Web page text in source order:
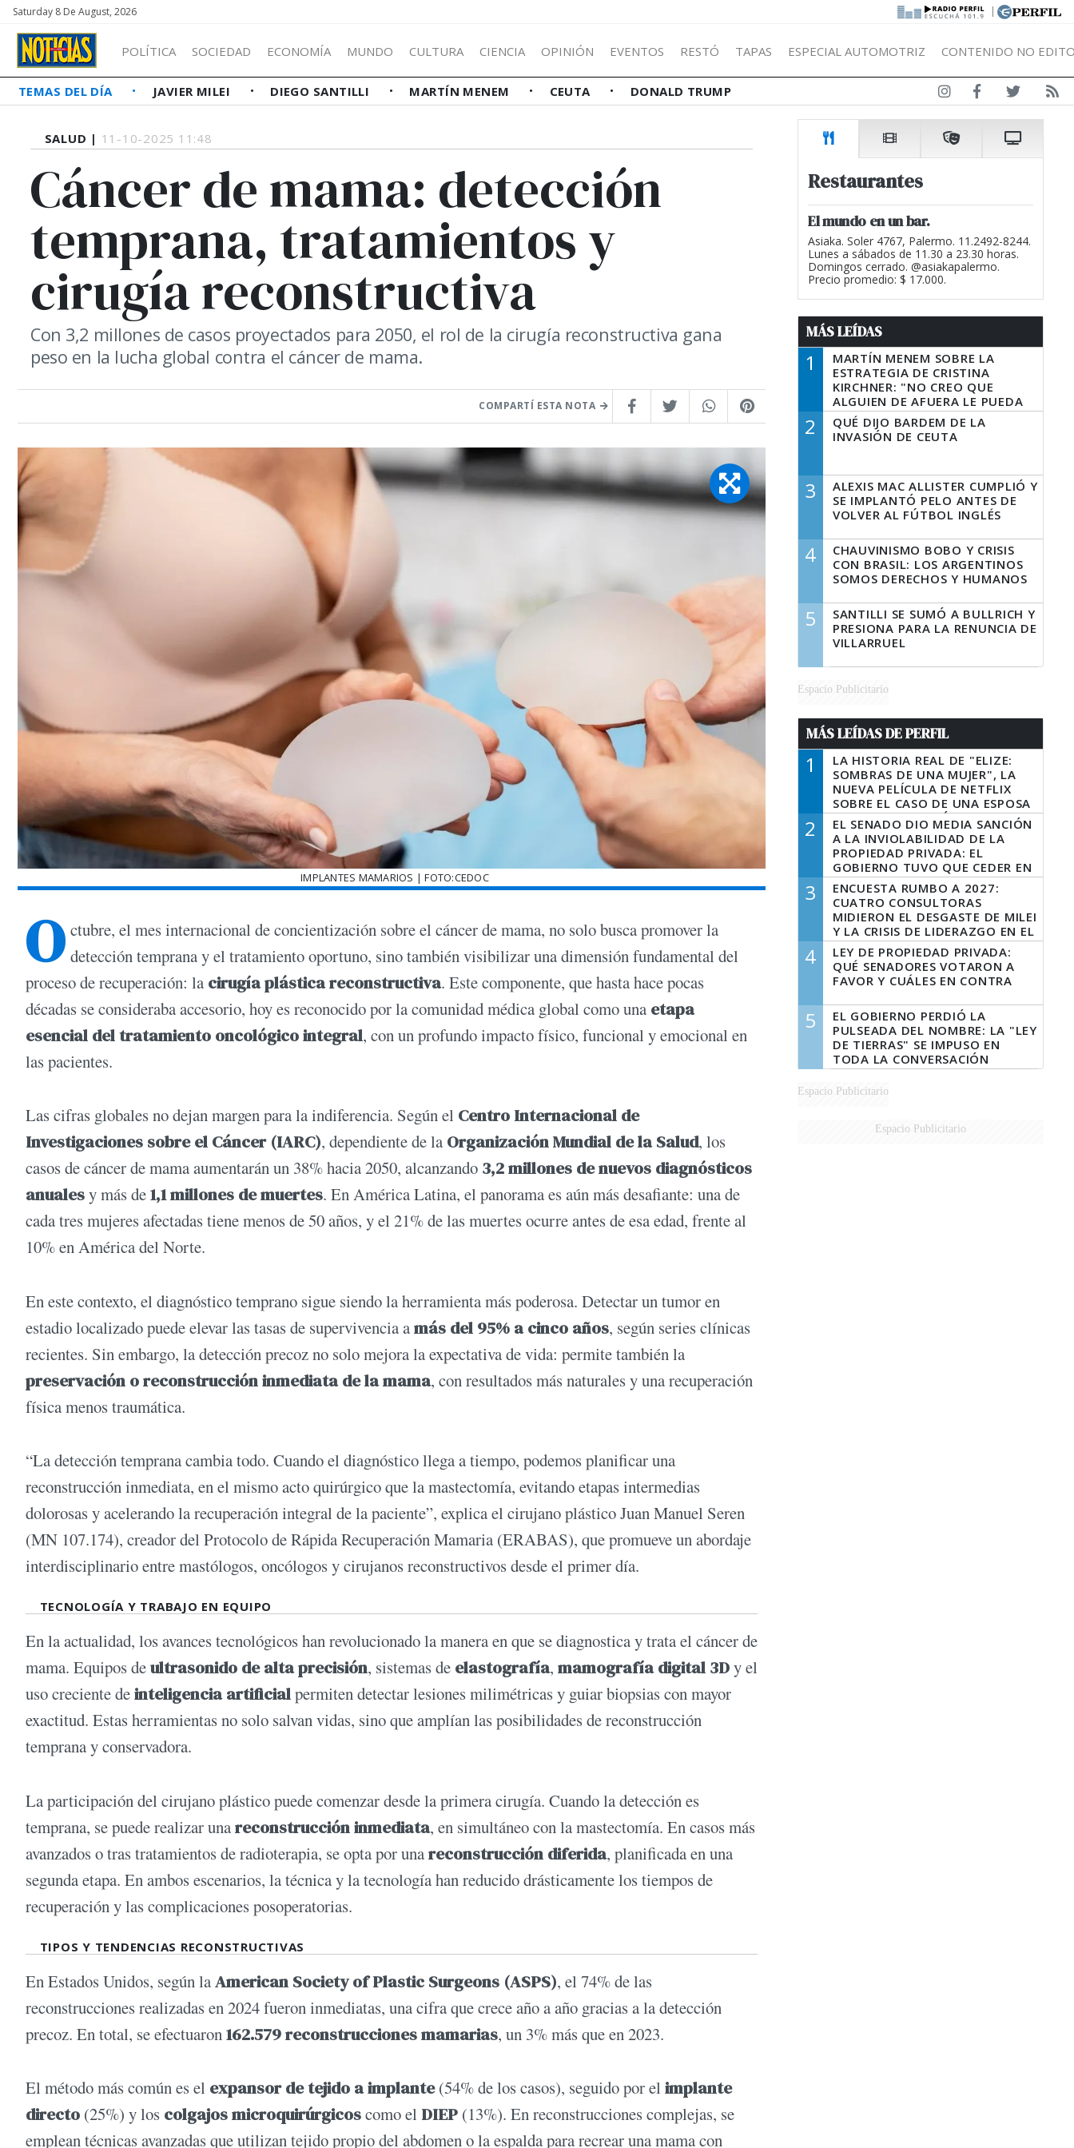
Saturday 8 De August, 2026 |
POLÍTICA SOCIEDAD ECONOMÍA MUNDO CULTURA CIENCIA OPINIÓN EVENTOS RESTÓ TAPAS ESPECIAL AUTOMOTRIZ CONTENIDO NO
TEMAS DEL DÍA JAVIER MILEI DIEGO SANTILLI MARTÍN MENEM CEUTA DONALD TRUMP
SALUD | 11-10-2025 11:48
Cáncer de mama: detección
temprana, tratamientos y
cirugía reconstructiva
Con 3,2 millones de casos proyectados para 2050, el rol de la cirugía reconstructiva gana
peso en la lucha global contra el cáncer de mama.
COMPARTÍ ESTA NOTA
IMPLANTES MAMARIOS | FOTO:CEDOC
O ctubre, el mes internacional de concientización sobre el cáncer de mama, no solo busca promover la
detección temprana y el tratamiento oportuno, sino también visibilizar una dimensión fundamental del
proceso de recuperación: la cirugía plástica reconstructiva. Este componente, que hasta hace pocas
décadas se consideraba accesorio, hoy es reconocido por la comunidad médica global como una etapa
esencial del tratamiento oncológico integral, con un profundo impacto físico, funcional y emocional en
las pacientes.
Las cifras globales no dejan margen para la indiferencia. Según el Centro Internacional de
Investigaciones sobre el Cáncer (IARC), dependiente de la Organización Mundial de la Salud, los
casos de cáncer de mama aumentarán un 38% hacia 2050, alcanzando 3,2 millones de nuevos diagnósticos
anualesy más de1,1 millones de muertes. En América Latina, el panorama es aún más desafiante: una de
cada tres mujeres afectadas tiene menos de 50 años, y el 21% de las muertes ocurre antes de esa edad, frente al
10% en América del Norte.
En este contexto, el diagnóstico temprano sigue siendo la herramienta más poderosa. Detectar un tumor en
estadio localizado puede elevar las tasas de supervivencia amás del 95% a cinco años, según series clínicas
recientes. Sin embargo, la detección precoz no solo mejora la expectativa de vida: permite también la
preservación o reconstrucción inmediata de la mama, con resultados más naturales y una recuperación
física menos traumática.
“La detección temprana cambia todo. Cuando el diagnóstico llega a tiempo, podemos planificar una
reconstrucción inmediata, en el mismo acto quirúrgico que la mastectomía, evitando etapas intermedias
dolorosas y acelerando la recuperación integral de la paciente”, explica el cirujano plástico Juan Manuel Seren
(MN 107.174), creador del Protocolo de Rápida Recuperación Mamaria (ERABAS), que promueve un abordaje
interdisciplinario entre mastólogos, oncólogos y cirujanos reconstructivos desde el primer día.
TECNOLOGÍA Y TRABAJO EN EQUIPO
En la actualidad, los avances tecnológicos han revolucionado la manera en que se diagnostica y trata el cáncer de
mama. Equipos deultrasonido de alta precisión, sistemas de elastografía, mamografía digital 3Dy el
uso creciente deinteligencia artificialpermiten detectar lesiones milimétricas y guiar biopsias con mayor
exactitud. Estas herramientas no solo salvan vidas, sino que amplían las posibilidades de reconstrucción
temprana y conservadora.
La participación del cirujano plástico puede comenzar desde la primera cirugía. Cuando la detección es
temprana, se puede realizar unareconstrucción inmediata, en simultáneo con la mastectomía. En casos más
avanzados o tras tratamientos de radioterapia, se opta por unareconstrucción diferida, planificada en una
segunda etapa. En ambos escenarios, la técnica y la tecnología han reducido drásticamente los tiempos de
recuperación y las complicaciones posoperatorias.
TIPOS Y TENDENCIAS RECONSTRUCTIVAS
En Estados Unidos, según laAmerican Society of Plastic Surgeons (ASPS), el 74% de las
reconstrucciones realizadas en 2024 fueron inmediatas, una cifra que crece año a año gracias a la detección
precoz. En total, se efectuaron162.579 reconstrucciones mamarias, un 3% más que en 2023.
El método más común es el expansor de tejido a implante(54% de los casos), seguido por el implante
directo (25%) y los colgajos microquirúrgicoscomo el DIEP (13%). En reconstrucciones complejas, se
emplean técnicas avanzadas que utilizan tejido propio del abdomen o la espalda para recrear una mama con
Restaurantes
El mundo en un bar.
Asiaka. Soler 4767, Palermo. 11.2492-8244.
Lunes a sábados de 11.30 a 23.30 horas.
Domingos cerrado. @asiakapalermo.
Precio promedio: $ 17.000.
MÁS LEÍDAS
1
MARTÍN MENEM SOBRE LA
ESTRATEGIA DE CRISTINA
KIRCHNER: "NO CREO QUE
ALGUIEN DE AFUERA LE PUEDA
DECIR A LA JUSTICIA LO QUE
TIENE QUE HACER"
2
QUÉ DIJO BARDEM DE LA
INVASIÓN DE CEUTA
3
ALEXIS MAC ALLISTER CUMPLIÓ Y
SE IMPLANTÓ PELO ANTES DE
VOLVER AL FÚTBOL INGLÉS
4
CHAUVINISMO BOBO Y CRISIS
CON BRASIL: LOS ARGENTINOS
SOMOS DERECHOS Y HUMANOS
5
SANTILLI SE SUMÓ A BULLRICH Y
PRESIONA PARA LA RENUNCIA DE
VILLARRUEL
Espacio Publicitario
MÁS LEÍDAS DE PERFIL
1
LA HISTORIA REAL DE "ELIZE:
SOMBRAS DE UNA MUJER", LA
NUEVA PELÍCULA DE NETFLIX
SOBRE EL CASO DE UNA ESPOSA
QUE DESCUARTIZÓ A SU
MARIDO
2
EL SENADO DIO MEDIA SANCIÓN
A LA INVIOLABILIDAD DE LA
PROPIEDAD PRIVADA: EL
GOBIERNO TUVO QUE CEDER EN
LA LEY DEL MANEJO DEL FUEGO
3
ENCUESTA RUMBO A 2027:
CUATRO CONSULTORAS
MIDIERON EL DESGASTE DE MILEI
Y LA CRISIS DE LIDERAZGO EN EL
PERONISMO
4
LEY DE PROPIEDAD PRIVADA:
QUÉ SENADORES VOTARON A
FAVOR Y CUÁLES EN CONTRA
5
EL GOBIERNO PERDIÓ LA
PULSEADA DEL NOMBRE: LA "LEY
DE TIERRAS" SE IMPUSO EN
TODA LA CONVERSACIÓN
DIGITAL
Espacio Publicitario
Espacio Publicitario